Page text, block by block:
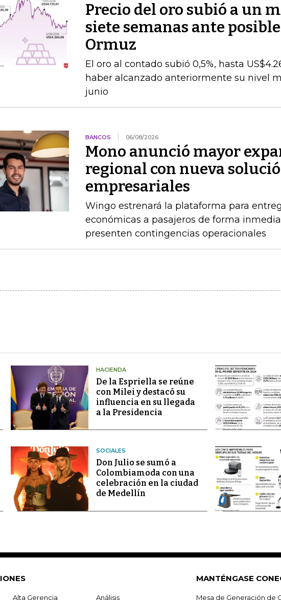
Precio del oro subió a un
siete semanas ante
Ormuz
El oro al contado subió 0,5%, hasta
haber alcanzado anteriormente su nivel
junio
BANCOS 06/08/2026
Mono anunció mayor
regional con nueva
empresariales
Wingo estrenará la plataforma para
económicas a pasajeros de forma
presenten contingencias operacionales
HACIENDA
De la Espriella se reúne
con Milei y destacó su
influencia en su llegada
a la Presidencia
SOCIALES
Don Julio se sumó a
Colombiamoda con una
celebración en la ciudad
de Medellín
Alta Gerencia Análisis
MANTÉNGASE
Mesa de Generación de